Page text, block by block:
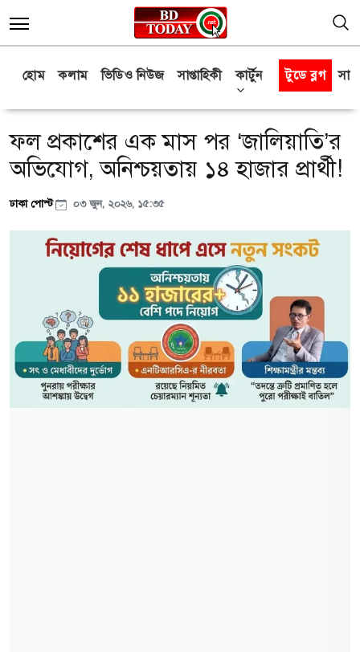
হোম কলাম ভিডিও নিউজ সাপ্তাহিকী কার্টুন টুডে ব্লগ
ফল প্রকাশের এক মাস পর ‘জালিয়াতি’র
অভিযোগ, অনিশ্চয়তায় ১৪ হাজার প্রার্থী!
ঢাকা পোস্ট ০৩ জুন, ২০২৬, ১৫:৩৫